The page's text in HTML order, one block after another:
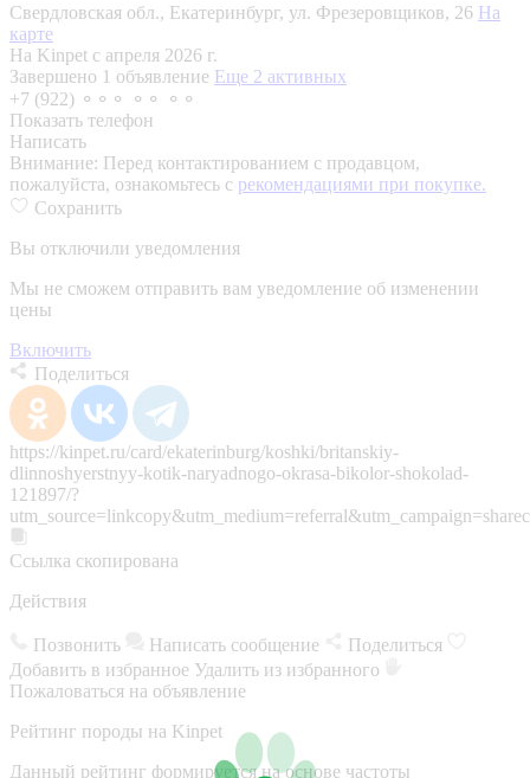
Свердловская обл., Екатеринбург, ул. Фрезеровщиков, 26 На
карте
На Kinpet c апреля 2026 г.
Завершено 1 объявление Еще 2 активных
+7 (922) ⚬⚬⚬ ⚬⚬ ⚬⚬
Показать телефон
Написать
Внимание: Перед контактированием с продавцом,
пожалуйста, ознакомьтесь с рекомендациями при покупке.
Сохранить
Вы отключили уведомления
Мы не сможем отправить вам уведомление об изменении
цены
Включить
Поделиться
https://kinpet.ru/card/ekaterinburg/koshki/britanskiy-
dlinnoshyerstnyy-kotik-naryadnogo-okrasa-bikolor-shokolad-
121897/?
Ссылка скопирована
Действия
Позвонить Написать сообщение
Поделиться
Добавить в избранное Удалить из избранного
Пожаловаться на объявление
Рейтинг породы на Kinpet
Данный рейтинг формируется на основе частоты